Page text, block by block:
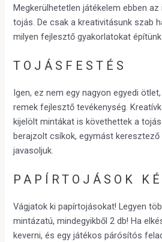
Megkerülhetetlen játékelem ebben
tojás. De csak a kreativitásunk szab
milyen fejlesztő gyakorlatokat
TOJÁSFESTÉS
Igen, ez nem egy nagyon egyedi
remek fejlesztő tevékenység.
kijelölt mintákat is követhettek a
berajzolt csíkok, egymást
javasoljuk.
PAPÍRTOJÁSOK
Vágjatok ki papírtojásokat! Legyen
mintázatú, mindegyikből 2 db! Ha
keverni, és egy játékos párósítós